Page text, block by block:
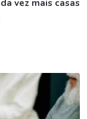
vez mais casas